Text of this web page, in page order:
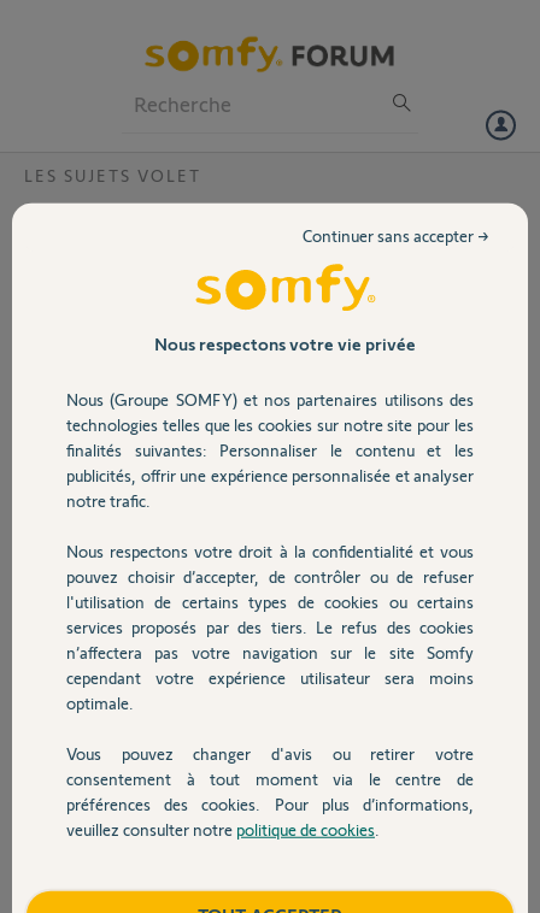
Volet
Sécurité
Domotique
Chauffage
Autres produits
Devis avec un pro
Contact
LES SUJETS VOLET
domotique Tahoma programmation
Bonjour, j'ai l'application Tahoma By Somfy mise à jour 1.24 du 23
avril 24 avec la box domotique Somfy 1870755 Kit de connectivité je
souhaite planifier l'ouverture et fermeture de mes volets. Je ne
me renseigner, bonne journée
Christian G.
il y a plus de 2 ans
Participer au fil de discussion
Réponses
Bonjour, pour pouvoir faire un scénario, il faut le faire via Internet sur le
site Somfy et rechercher votre box Tahoma. Bonne journée
Guillaume M. il y a plus de 2 ans
Nous respectons votre vie privée
Nous (Groupe SOMFY) et nos partenaires utilisons des
technologies telles que les cookies sur notre site pour les
finalités suivantes: Personnaliser le contenu et les
publicités, offrir une expérience personnalisée et analyser
notre trafic.
Nous respectons votre droit à la confidentialité et vous
pouvez choisir d’accepter, de contrôler ou de refuser
l'utilisation de certains types de cookies ou certains
services proposés par des tiers. Le refus des cookies
n’affectera pas votre navigation sur le site Somfy
cependant votre expérience utilisateur sera moins
optimale.
Vous pouvez changer d'avis ou retirer votre
consentement à tout moment via le centre de
préférences des cookies. Pour plus d’informations,
veuillez consulter notre politique de cookies
Continuer sans accepter →